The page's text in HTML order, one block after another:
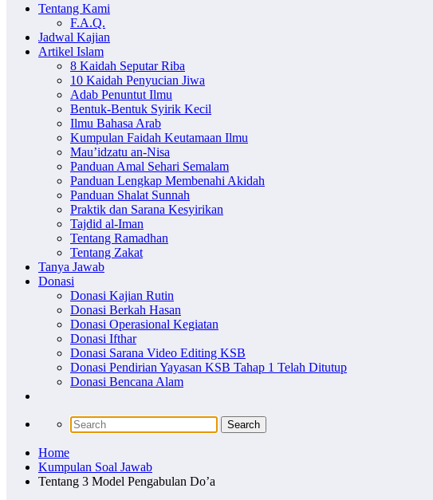
Tentang Kami
F.A.Q.
Jadwal Kajian
Artikel Islam
8 Kaidah Seputar Riba
10 Kaidah Penyucian Jiwa
Adab Penuntut Ilmu
Bentuk-Bentuk Syirik Kecil
Ilmu Bahasa Arab
Kumpulan Faidah Keutamaan Ilmu
Mau’idzatu an-Nisa
Panduan Amal Sehari Semalam
Panduan Lengkap Membenahi Akidah
Panduan Shalat Sunnah
Praktik dan Sarana Kesyirikan
Tajdid al-Iman
Tentang Ramadhan
Tentang Zakat
Tanya Jawab
Donasi
Donasi Kajian Rutin
Donasi Berkah Hasan
Donasi Operasional Kegiatan
Donasi Ifthar
Donasi Sarana Video Editing KSB
Donasi Pendirian Yayasan KSB Tahap 1 Telah Ditutup
Donasi Bencana Alam
Home
Kumpulan Soal Jawab
Tentang 3 Model Pengabulan Do’a